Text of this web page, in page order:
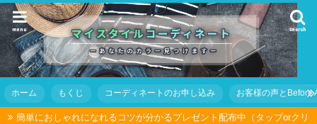
search
menu
ホーム もくじ コーディネートのお申し込み お客様の声とBefore
簡単におしゃれになれるコツが分かるプレゼント配布中（タップorクリ